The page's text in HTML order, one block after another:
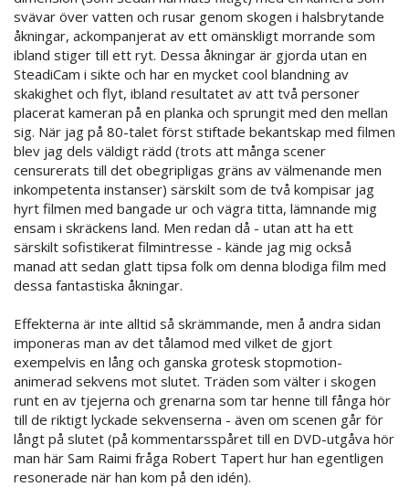
svävar över vatten och rusar genom skogen i halsbrytande
åkningar, ackompanjerat av ett omänskligt morrande som
ibland stiger till ett ryt. Dessa åkningar är gjorda utan en
SteadiCam i sikte och har en mycket cool blandning av
skakighet och flyt, ibland resultatet av att två personer
placerat kameran på en planka och sprungit med den mellan
sig. När jag på 80-talet först stiftade bekantskap med filmen
blev jag dels väldigt rädd (trots att många scener
censurerats till det obegripligas gräns av välmenande men
inkompetenta instanser) särskilt som de två kompisar jag
hyrt filmen med bangade ur och vägra titta, lämnande mig
ensam i skräckens land. Men redan då - utan att ha ett
särskilt sofistikerat filmintresse - kände jag mig också
manad att sedan glatt tipsa folk om denna blodiga film med
dessa fantastiska åkningar.
Effekterna är inte alltid så skrämmande, men å andra sidan
imponeras man av det tålamod med vilket de gjort
exempelvis en lång och ganska grotesk stopmotion-
animerad sekvens mot slutet. Träden som välter i skogen
runt en av tjejerna och grenarna som tar henne till fånga hör
till de riktigt lyckade sekvenserna - även om scenen går för
långt på slutet (på kommentarsspåret till en DVD-utgåva hör
man här Sam Raimi fråga Robert Tapert hur han egentligen
resonerade när han kom på den idén).